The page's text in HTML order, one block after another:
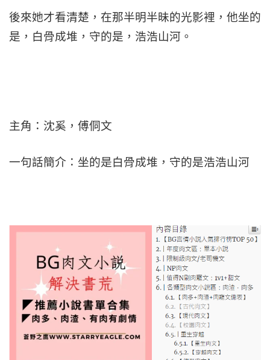
後來她才看清楚，在那半明半昧的光影裡，他坐的
是，白骨成堆，守的是，浩浩山河。
主角：沈奚，傅侗文
一句話簡介：坐的是白骨成堆，守的是浩浩山河